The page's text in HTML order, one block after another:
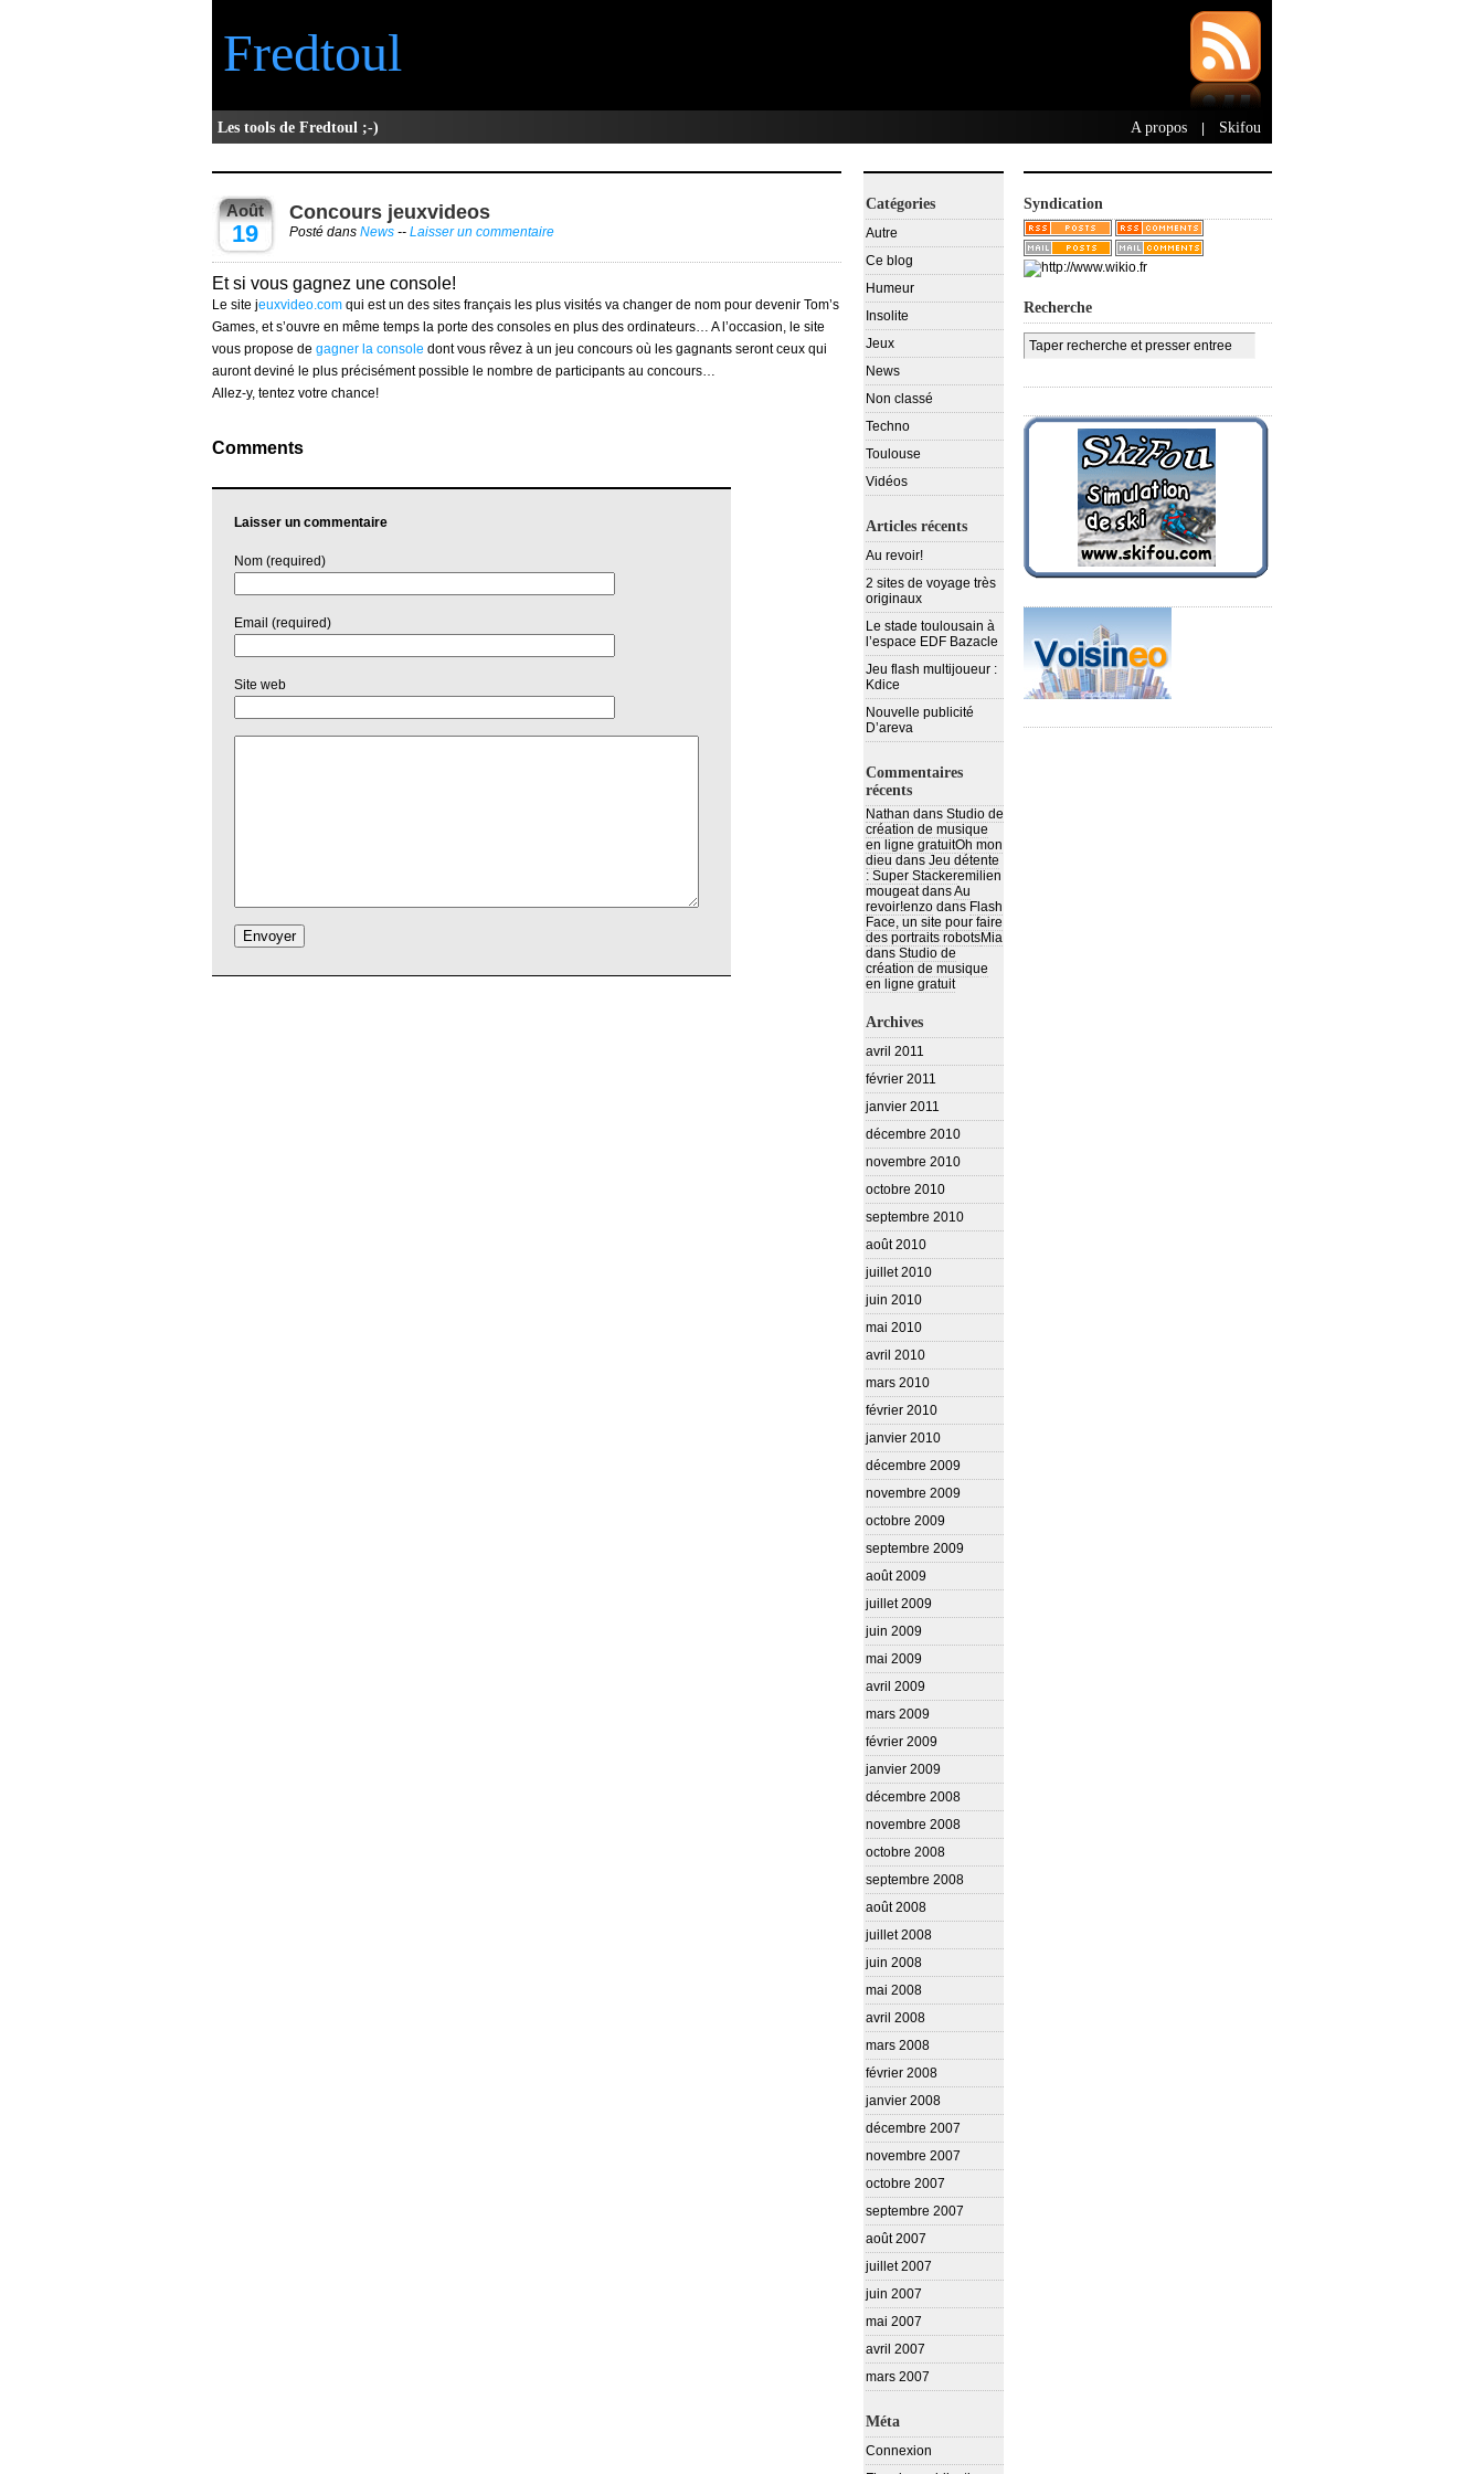
Fredtoul
Les tools de Fredtoul ;-) A propos Skifou
Août
19
Concours jeuxvideos
Posté dans News -- Laisser un commentaire
Et si vous gagnez une console!
Le site jeuxvideo.com qui est un des sites français les plus visités va changer de nom pour devenir Tom’s
Games, et s’ouvre en même temps la porte des consoles en plus des ordinateurs… A l’occasion, le site
vous propose de gagner la console dont vous rêvez à un jeu concours où les gagnants seront ceux qui
auront deviné le plus précisément possible le nombre de participants au concours…
Allez-y, tentez votre chance!
Comments
Laisser un commentaire
Nom (required)
Email (required)
Site web
Catégories
Autre
Ce blog
Humeur
Insolite
Jeux
News
Non classé
Techno
Toulouse
Vidéos
Articles récents
Au revoir!
2 sites de voyage très
originaux
Le stade toulousain à
l’espace EDF Bazacle
Jeu flash multijoueur :
Kdice
Nouvelle publicité
D’areva
Commentaires
récents
Nathan dans Studio de
création de musique
en ligne gratuitOh mon
dieu dans Jeu détente
: Super Stackeremilien
mougeatdansAu
revoir!enzo dans Flash
Face, un site pour faire
des portraits robotsMia
dans Studio de
création de musique
en ligne gratuit
Archives
avril 2011
février 2011
janvier 2011
décembre 2010
novembre 2010
octobre 2010
septembre 2010
août 2010
juillet 2010
juin 2010
mai 2010
avril 2010
mars 2010
février 2010
janvier 2010
décembre 2009
novembre 2009
octobre 2009
septembre 2009
août 2009
juillet 2009
juin 2009
mai 2009
avril 2009
mars 2009
février 2009
janvier 2009
décembre 2008
novembre 2008
octobre 2008
septembre 2008
août 2008
juillet 2008
juin 2008
mai 2008
avril 2008
mars 2008
février 2008
janvier 2008
décembre 2007
novembre 2007
octobre 2007
septembre 2007
août 2007
juillet 2007
juin 2007
mai 2007
avril 2007
mars 2007
Méta
Connexion
Syndication
Recherche